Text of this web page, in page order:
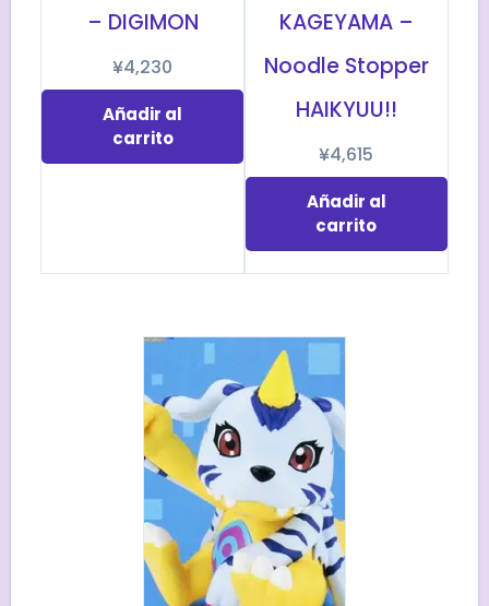
– DIGIMON
¥4,230
Añadir al
carrito
KAGEYAMA –
Noodle Stopper
HAIKYUU!!
¥4,615
Añadir al
carrito